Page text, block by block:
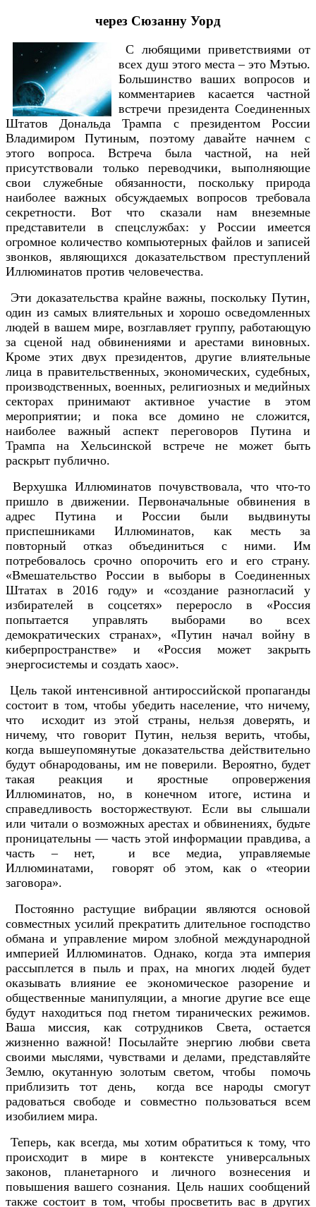
через Сюзанну Уорд
С любящими приветствиями от
всех душ этого места – это Мэтью.
Большинство ваших вопросов и
комментариев касается частной
встречи президента Соединенных
Штатов Дональда Трампа с президентом России
Владимиром Путиным, поэтому давайте начнем с
этого вопроса. Встреча была частной, на ней
присутствовали только переводчики, выполняющие
свои служебные обязанности, поскольку природа
наиболее важных обсуждаемых вопросов требовала
секретности. Вот что сказали нам внеземные
представители в спецслужбах: у России имеется
огромное количество компьютерных файлов и записей
звонков, являющихся доказательством преступлений
Иллюминатов против человечества.
Эти доказательства крайне важны, поскольку Путин,
один из самых влиятельных и хорошо осведомленных
людей в вашем мире, возглавляет группу, работающую
за сценой над обвинениями и арестами виновных.
Кроме этих двух президентов, другие влиятельные
лица в правительственных, экономических, судебных,
производственных, военных, религиозных и медийных
секторах принимают активное участие в этом
мероприятии; и пока все домино не сложится,
наиболее важный аспект переговоров Путина и
Трампа на Хельсинской встрече не может быть
раскрыт публично.
Верхушка Иллюминатов почувствовала, что что-то
пришло в движении. Первоначальные обвинения в
адрес Путина и России были выдвинуты
приспешниками Иллюминатов, как месть за
повторный отказ объединиться с ними. Им
потребовалось срочно опорочить его и его страну.
«Вмешательство России в выборы в Соединенных
Штатах в 2016 году» и «создание разногласий у
избирателей в соцсетях» переросло в «Россия
попытается управлять выборами во всех
демократических странах», «Путин начал войну в
киберпространстве» и «Россия может закрыть
энергосистемы и создать хаос».
Цель такой интенсивной антироссийской пропаганды
состоит в том, чтобы убедить население, что ничему,
что исходит из этой страны, нельзя доверять, и
ничему, что говорит Путин, нельзя верить, чтобы,
когда вышеупомянутые доказательства действительно
будут обнародованы, им не поверили. Вероятно, будет
такая реакция и яростные опровержения
Иллюминатов, но, в конечном итоге, истина и
справедливость восторжествуют. Если вы слышали
или читали о возможных арестах и обвинениях, будьте
проницательны — часть этой информации правдива, а
часть – нет, и все медиа, управляемые
Иллюминатами, говорят об этом, как о «теории
заговора».
Постоянно растущие вибрации являются основой
совместных усилий прекратить длительное господство
обмана и управление миром злобной международной
империей Иллюминатов. Однако, когда эта империя
рассыплется в пыль и прах, на многих людей будет
оказывать влияние ее экономическое разорение и
общественные манипуляции, а многие другие все еще
будут находиться под гнетом тиранических режимов.
Ваша миссия, как сотрудников Света, остается
жизненно важной! Посылайте энергию любви света
своими мыслями, чувствами и делами, представляйте
Землю, окутанную золотым светом, чтобы помочь
приблизить тот день, когда все народы смогут
радоваться свободе и совместно пользоваться всем
изобилием мира.
Теперь, как всегда, мы хотим обратиться к тому, что
происходит в мире в контексте универсальных
законов, планетарного и личного вознесения и
повышения вашего сознания. Цель наших сообщений
также состоит в том, чтобы просветить вас в других